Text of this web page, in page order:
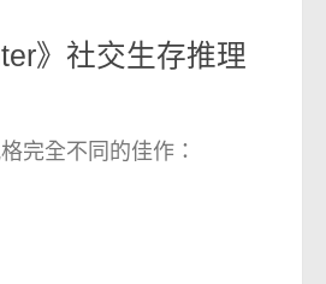
》社交生存推理
完全不同的佳作：